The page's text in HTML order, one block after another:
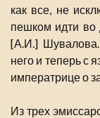
как все, не
пешком идти во
[А.И.]
него и теперь с
императрице о
Из трех